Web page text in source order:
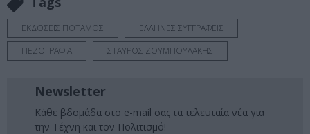
ΕΚΔΟΣΕΙΣ ΠΟΤΑΜΟΣ
ΕΛΛΗΝΕΣ ΣΥΓΓΡΑΦΕΙΣ
ΠΕΖΟΓΡΑΦΙΑ
ΣΤΑΥΡΟΣ ΖΟΥΜΠΟΥΛΑΚΗΣ
Newsletter
Κάθε βδομάδα στο e-mail σας τα τελευταία νέα για
την Τέχνη και τον Πολιτισμό!